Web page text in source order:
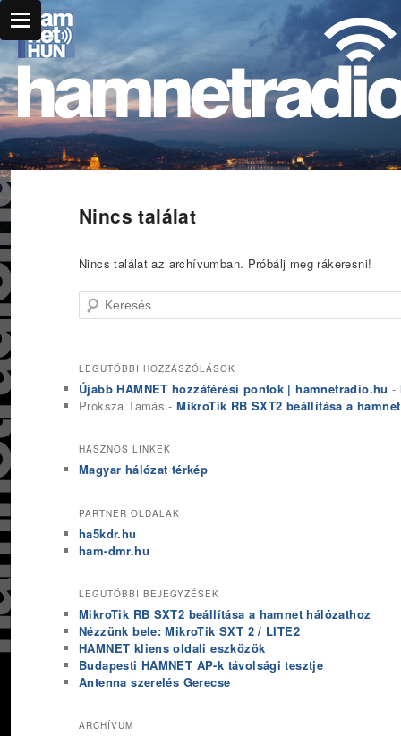
Főmenü
Ugrás az elsődleges tartalomra
Ugrás a másodlagos tartalomra
Nincs találat
Nincs találat az archívumban. Próbálj meg rákeresni!
Keresés
LEGUTÓBBI HOZZÁSZÓLÁSOK
Újabb HAMNET hozzáférési pontok | hamnetradio.hu -
Proksza Tamás -MikroTik RB SXT2 beállítása a
HASZNOS LINKEK
Magyar hálózat térkép
PARTNER OLDALAK
ha5kdr.hu
ham-dmr.hu
LEGUTÓBBI BEJEGYZÉSEK
MikroTik RB SXT2 beállítása a hamnet hálózathoz
Nézzünk bele: MikroTik SXT 2 / LITE2
HAMNET kliens oldali eszközök
Budapesti HAMNET AP-k távolsági tesztje
Antenna szerelés Gerecse
ARCHÍVUM